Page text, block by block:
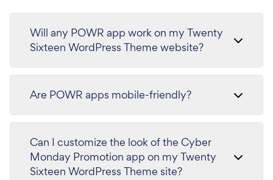
Will any POWR app work on my Twenty
Sixteen WordPress Theme website?
Are POWR apps mobile-friendly?
Can I customize the look of the Cyber
Monday Promotion app on my Twenty
Sixteen WordPress Theme site?